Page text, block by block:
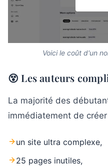
Voici le coût d'un
😵 Les auteurs
La majorité des
immédiatement de
un site ultra complexe,
25 pages inutiles,